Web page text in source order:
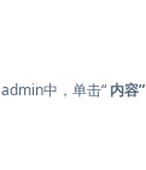
中，单击“ 内容”